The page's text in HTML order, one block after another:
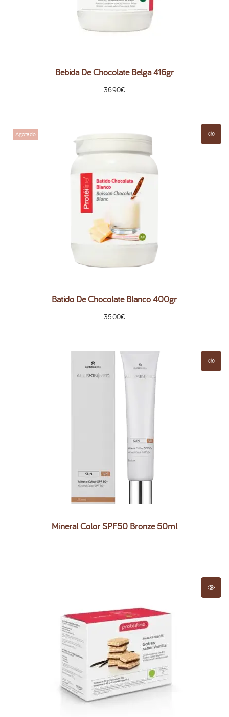
Bebida De Chocolate Belga 416gr
36.90€
Agotado
Batido De Chocolate Blanco 400gr
35.00€
Mineral Color SPF50 Bronze 50ml